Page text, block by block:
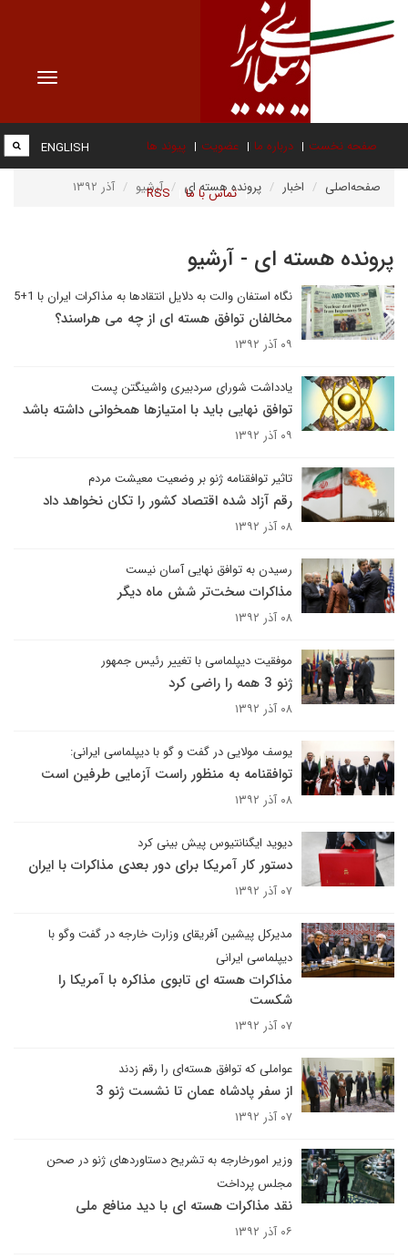
Toggle
صفحه نخست درباره ما عضویت پیوند ها
تماس با ما RSS
ENGLISH
صفحه‌اصلی اخبار پرونده هسته ای آرشیو آذر ۱۳۹۲
پرونده هسته ای - آرشیو
نگاه استفان والت به دلایل انتقادها به مذاکرات ایران با 1+5
مخالفان توافق هسته ای از چه می هراسند؟
۰۹ آذر ۱۳۹۲
یادداشت شورای سردبیری واشینگتن پست
توافق نهایی باید با امتیازها همخوانی داشته باشد
۰۹ آذر ۱۳۹۲
تاثیر توافقنامه ژنو بر وضعیت معیشت مردم
رقم آزاد شده اقتصاد کشور را تکان نخواهد داد
۰۸ آذر ۱۳۹۲
رسیدن به توافق نهایی آسان نیست
مذاکرات سخت‌تر شش ماه دیگر
۰۸ آذر ۱۳۹۲
موفقیت دیپلماسی با تغییر رئیس جمهور
ژنو 3 همه را راضی کرد
۰۸ آذر ۱۳۹۲
یوسف مولایی در گفت و گو با دیپلماسی ایرانی:
توافقنامه به منظور راست آزمایی طرفین است
۰۸ آذر ۱۳۹۲
دیوید ایگنانتیوس پیش بینی کرد
دستور کار آمریکا برای دور بعدی مذاکرات با ایران
۰۷ آذر ۱۳۹۲
مدیرکل پیشین آفریقای وزارت خارجه در گفت وگو با
دیپلماسی ایرانی
مذاکرات هسته ای تابوی مذاکره با آمریکا را
شکست
۰۷ آذر ۱۳۹۲
عواملی که توافق هسته‌ای را رقم زدند
از سفر پادشاه عمان تا نشست ژنو 3
۰۷ آذر ۱۳۹۲
وزیر امورخارجه به تشریح دستاوردهای ژنو در صحن
مجلس پرداخت
نقد مذاکرات هسته ای با دید منافع ملی
۰۶ آذر ۱۳۹۲